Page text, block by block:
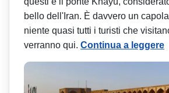
bello dell'Iran. È davvero un
niente quasi tutti i turisti che
verranno qui. Continua a leggere